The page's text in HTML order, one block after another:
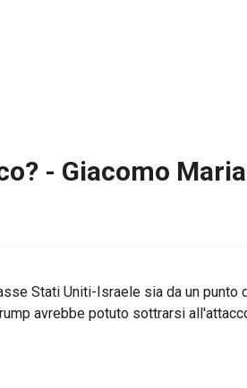
- Giacomo
Stati Uniti-Israele sia da un
avrebbe potuto sottrarsi